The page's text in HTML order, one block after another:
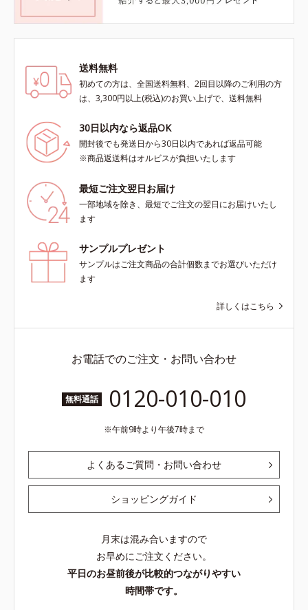
送料無料
初めての方は、全国送料無料、2回目以降のご利用の方
は、3,300円以上(税込)のお買い上げで、送料無料
30日以内なら返品OK
開封後でも発送日から30日以内であれば返品可能
※商品返送料はオルビスが負担いたします
最短ご注文翌日お届け
一部地域を除き、最短でご注文の翌日にお届けいたし
ます
サンプルプレゼント
サンプルはご注文商品の合計個数までお選びいただけ
ます
詳しくはこちら
お電話でのご注文・お問い合わせ
無料通話 0120-010-010
午前9時より午後7時まで
よくあるご質問・お問い合わせ
ショッピングガイド
月末は混み合いますので
お早めにご注文ください。
平日のお昼前後が比較的つながりやすい
時間帯です。